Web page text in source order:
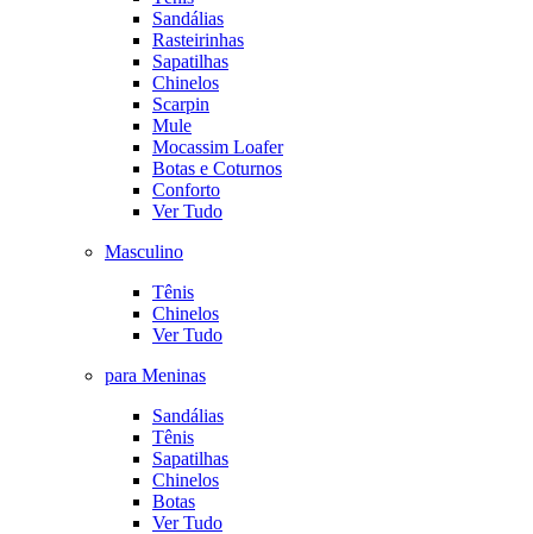
Sandálias
Rasteirinhas
Sapatilhas
Chinelos
Scarpin
Mule
Mocassim Loafer
Botas e Coturnos
Conforto
Ver Tudo
Masculino
Tênis
Chinelos
Ver Tudo
para Meninas
Sandálias
Tênis
Sapatilhas
Chinelos
Botas
Ver Tudo